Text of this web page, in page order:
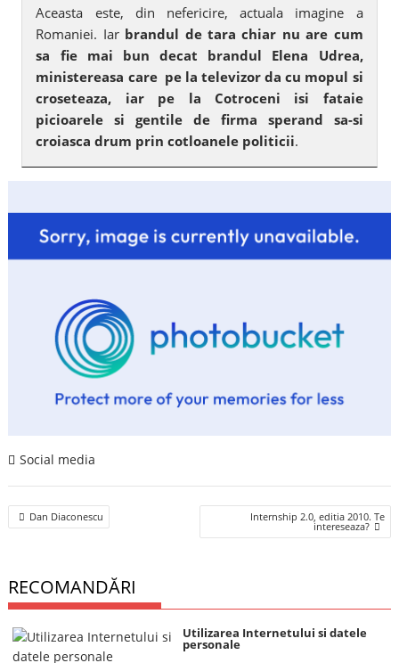
Aceasta este, din nefericire, actuala imagine a
Romaniei. Iar brandul de tara chiar nu are cum
sa fie mai bun decat brandul Elena Udrea,
ministereasa care pe la televizor da cu mopul si
croseteaza, iar pe la Cotroceni isi fataie
picioarele si gentile de firma sperand sa-si
croiasca drum prin cotloanele politicii.
Social media
Post
navigation
Dan Diaconescu Internship 2.0, editia 2010. Te
intereseaza?
RECOMANDĂRI
Utilizarea Internetului si datele
personale